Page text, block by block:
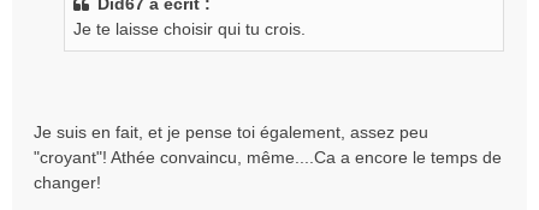
n
l
u
Je te laisse choisir qui tu crois.
Je suis en fait, et je pense toi également, assez peu
"croyant"! Athée convaincu, même....Ca a encore le temps de
changer!